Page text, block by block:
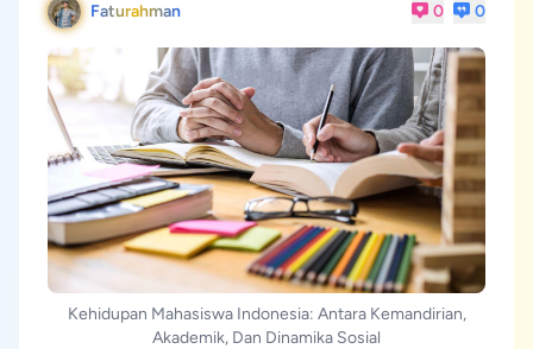
Faturahman 0 0
Kehidupan Mahasiswa Indonesia: Antara Kemandirian,
Akademik, Dan Dinamika Sosial